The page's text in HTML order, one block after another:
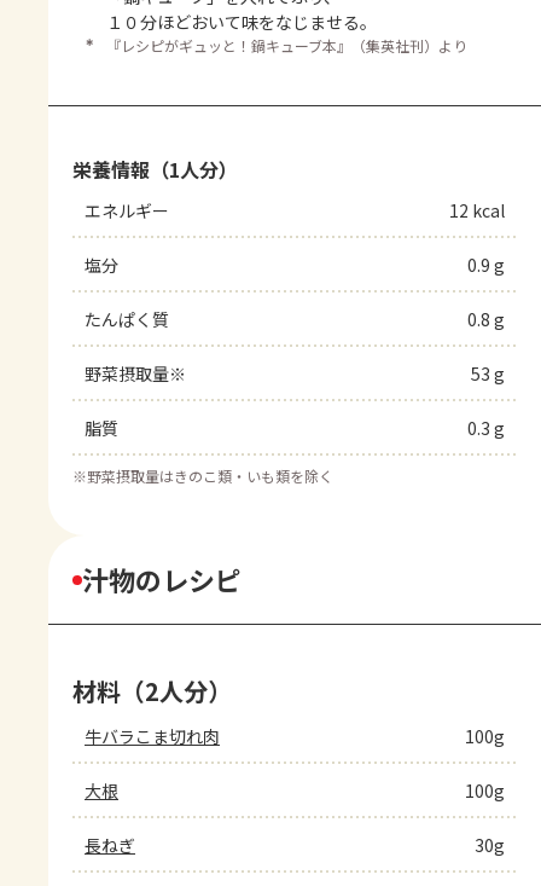
１０分ほどおいて味をなじませる。
＊ 『レシピがギュッと！鍋キューブ本』（集英社刊）より
栄養情報（1人分）
エネルギー 12 kcal
塩分 0.9 g
たんぱく質 0.8 g
野菜摂取量※ 53 g
脂質 0.3 g
※野菜摂取量はきのこ類・いも類を除く
汁物のレシピ
材料（2人分）
牛バラこま切れ肉 100g
大根 100g
長ねぎ 30g